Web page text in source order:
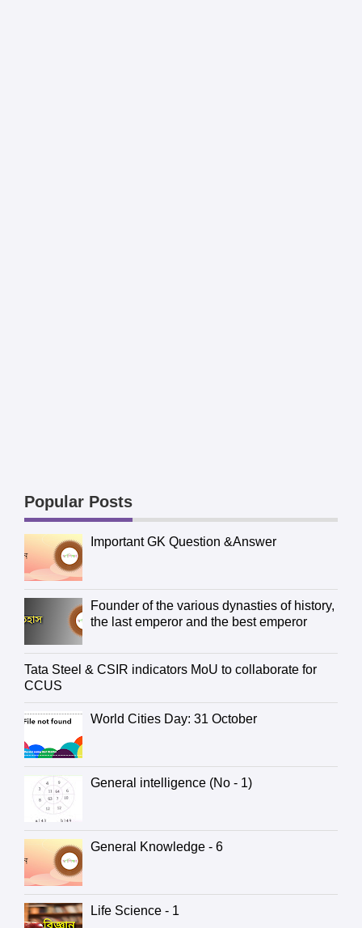
Popular Posts
Important GK Question &Answer
Founder of the various dynasties of history,
the last emperor and the best emperor
Tata Steel & CSIR indicators MoU to collaborate for
CCUS
World Cities Day: 31 October
General intelligence (No - 1)
General Knowledge - 6
Life Science - 1